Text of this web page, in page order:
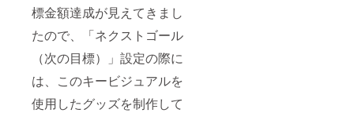
標金額達成が見えてきまし
たので、「ネクストゴール
（次の目標）」設定の際に
は、このキービジュアルを
使用したグッズを制作して